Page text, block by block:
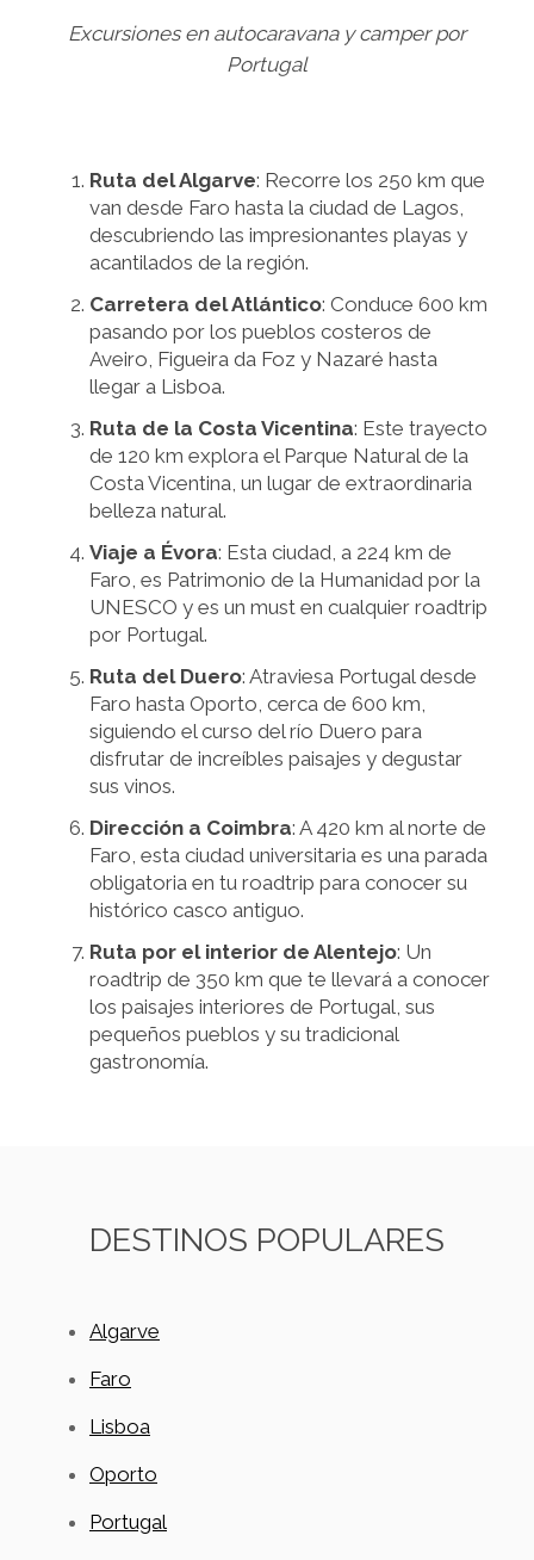
Excursiones en autocaravana y camper por
Portugal
Ruta del Algarve: Recorre los 250 km que
van desde Faro hasta la ciudad de Lagos,
descubriendo las impresionantes playas y
acantilados de la región.
Carretera del Atlántico: Conduce 600 km
pasando por los pueblos costeros de
Aveiro, Figueira da Foz y Nazaré hasta
llegar a Lisboa.
Ruta de la Costa Vicentina: Este trayecto
de 120 km explora el Parque Natural de la
Costa Vicentina, un lugar de extraordinaria
belleza natural.
Viaje a Évora: Esta ciudad, a 224 km de
Faro, es Patrimonio de la Humanidad por la
UNESCO y es un must en cualquier roadtrip
por Portugal.
Ruta del Duero: Atraviesa Portugal desde
Faro hasta Oporto, cerca de 600 km,
siguiendo el curso del río Duero para
disfrutar de increíbles paisajes y degustar
sus vinos.
Dirección a Coimbra: A 420 km al norte de
Faro, esta ciudad universitaria es una parada
obligatoria en tu roadtrip para conocer su
histórico casco antiguo.
Ruta por el interior de Alentejo: Un
roadtrip de 350 km que te llevará a conocer
los paisajes interiores de Portugal, sus
pequeños pueblos y su tradicional
gastronomía.
DESTINOS POPULARES
Algarve
Faro
Lisboa
Oporto
Portugal